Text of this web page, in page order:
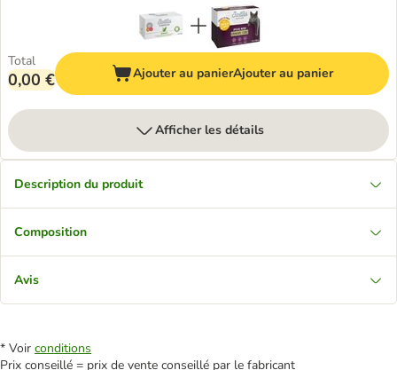
Total
0,00 € Ajouter au panierAjouter au panier
Afficher les détails
Description du produit
Composition
Avis
* Voir conditions
Prix conseillé = prix de vente conseillé par le fabricant